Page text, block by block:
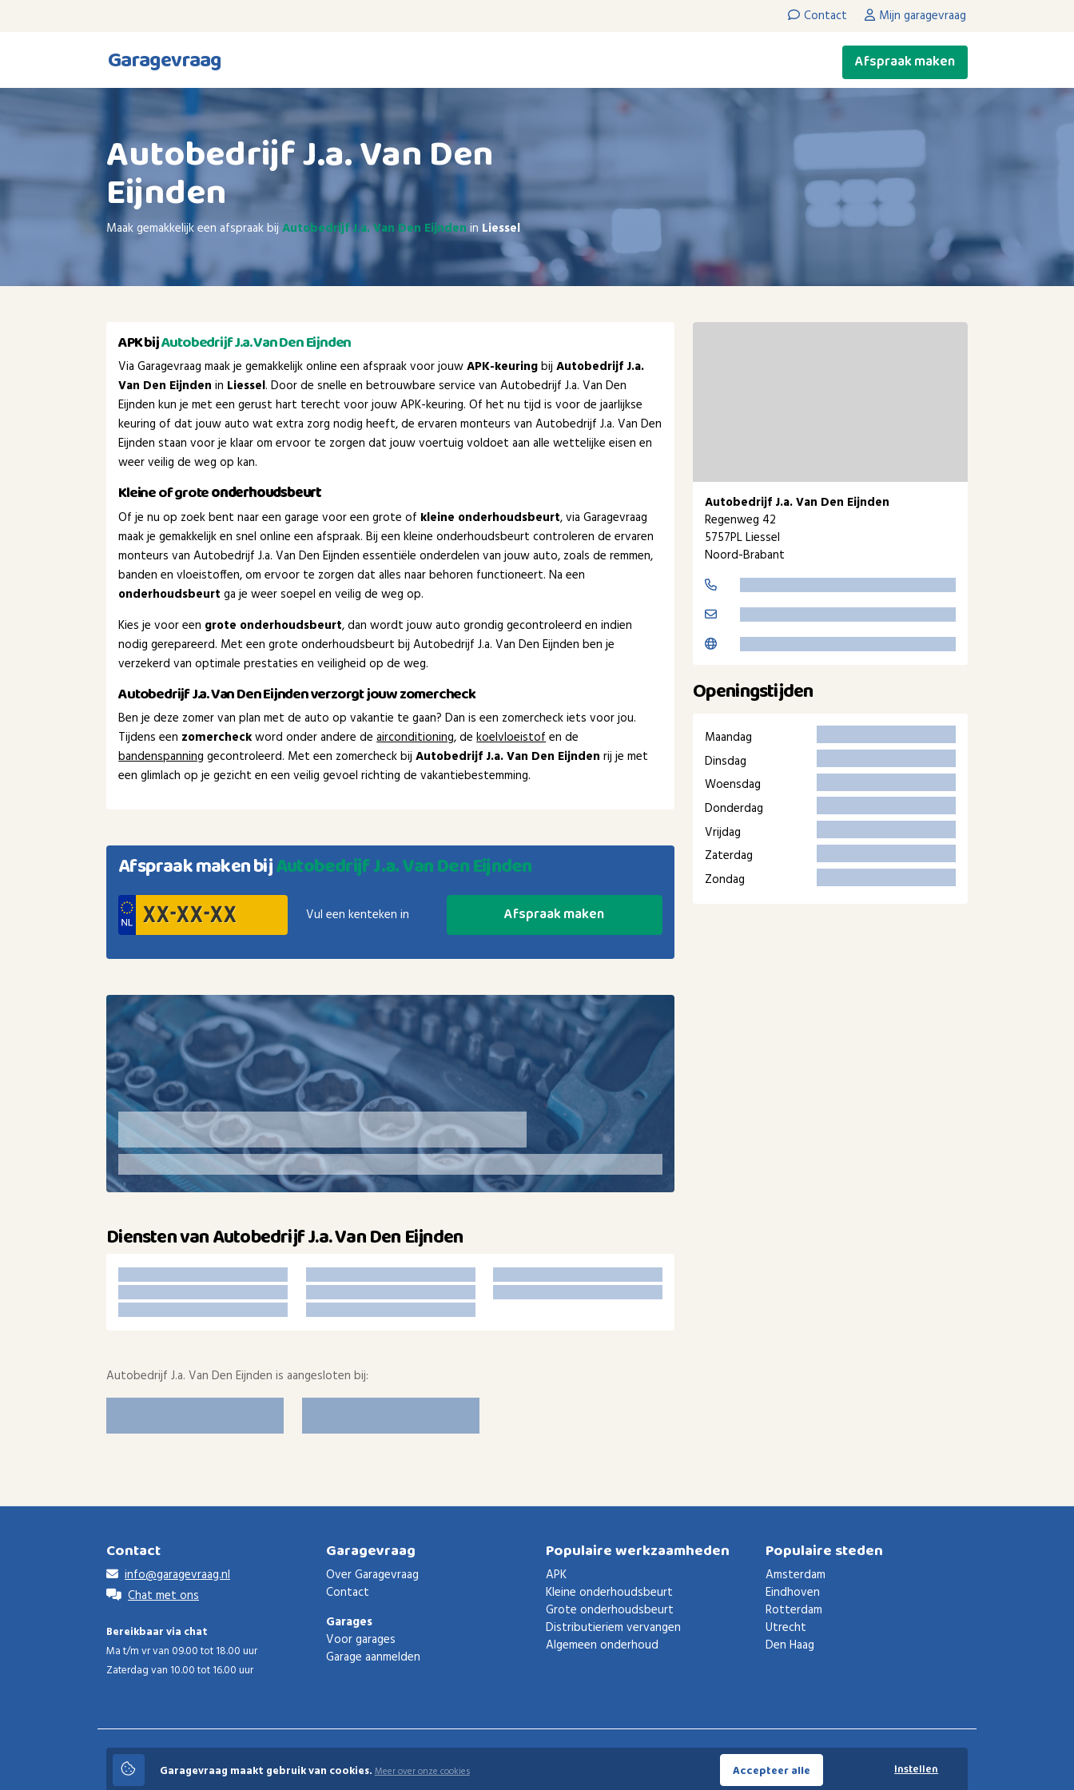
Contact Mijn garagevraag
Garagevraag Afspraak maken
Autobedrijf J.a. Van Den
Eijnden
Maak gemakkelijk een afspraak bijAutobedrijf J.a. Van Den Eijnden in Liessel
APK bijAutobedrijf J.a. Van Den Eijnden
Via Garagevraag maak je gemakkelijk online een afspraak voor jouwAPK-keuringbijAutobedrijf J.a.
Van Den Eijnden in Liessel. Door de snelle en betrouwbare service van Autobedrijf J.a. Van Den
Eijnden kun je met een gerust hart terecht voor jouw APK-keuring. Of het nu tijd is voor de jaarlijkse
keuring of dat jouw auto wat extra zorg nodig heeft, de ervaren monteurs van Autobedrijf J.a. Van Den
Eijnden staan voor je klaar om ervoor te zorgen dat jouw voertuig voldoet aan alle wettelijke eisen en
weer veilig de weg op kan.
Kleine of groteonderhoudsbeurt
Of je nu op zoek bent naar een garage voor een grote of kleine onderhoudsbeurt, via Garagevraag
maak je gemakkelijk en snel online een afspraak. Bij een kleine onderhoudsbeurt controleren de ervaren
monteurs van Autobedrijf J.a. Van Den Eijnden essentiële onderdelen van jouw auto, zoals de remmen,
banden en vloeistoffen, om ervoor te zorgen dat alles naar behoren functioneert. Na een
onderhoudsbeurt ga je weer soepel en veilig de weg op.
Kies je voor een grote onderhoudsbeurt, dan wordt jouw auto grondig gecontroleerd en indien
nodig gerepareerd. Met een grote onderhoudsbeurt bij Autobedrijf J.a. Van Den Eijnden ben je
verzekerd van optimale prestaties en veiligheid op de weg.
Autobedrijf J.a. Van Den Eijnden verzorgt jouw zomercheck
Ben je deze zomer van plan met de auto op vakantie te gaan? Dan is een zomercheck iets voor jou.
Tijdens een zomercheckword onder andere deairconditioning, dekoelvloeistofen de
bandenspanning gecontroleerd. Met een zomercheck bijAutobedrijf J.a. Van Den Eijnden rij je met
een glimlach op je gezicht en een veilig gevoel richting de vakantiebestemming.
Afspraak maken bijAutobedrijf J.a. Van Den Eijnden
Vul een kenteken in Afspraak maken
Diensten van Autobedrijf J.a. Van Den Eijnden
Autobedrijf J.a. Van Den Eijnden is aangesloten bij:
Autobedrijf J.a. Van Den Eijnden
Regenweg 42
5757PL Liessel
Noord-Brabant
Openingstijden
Maandag
Dinsdag
Woensdag
Donderdag
Vrijdag
Zaterdag
Zondag
Contact
info@garagevraag.nl
Chat met ons
Bereikbaar via chat
Ma t/m vr van 09.00 tot 18.00 uur
Zaterdag van 10.00 tot 16.00 uur
Garagevraag
Over Garagevraag
Contact
Garages
Voor garages
Garage aanmelden
Populaire werkzaamheden
APK
Kleine onderhoudsbeurt
Grote onderhoudsbeurt
Distributieriem vervangen
Algemeen onderhoud
Populaire steden
Amsterdam
Eindhoven
Rotterdam
Utrecht
Den Haag
Garagevraag
© 2026 Garagevraag - V1.3.5 - Alle rechten voorbehouden
Voorwaarden Privacybeleid Privacy instellingen
Garagevraag maakt gebruik van cookies.Meer over onze cookies Accepteer alle Instellen